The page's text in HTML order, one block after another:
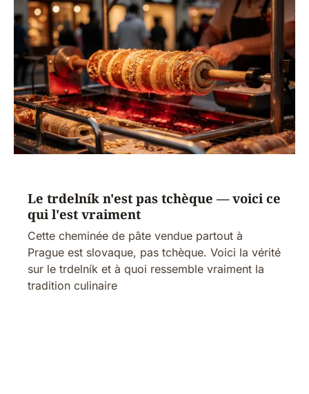
Le trdelník n'est pas tchèque — voici ce
qui l'est vraiment
Cette cheminée de pâte vendue partout à
Prague est slovaque, pas tchèque. Voici la vérité
sur le trdelník et à quoi ressemble vraiment la
tradition culinaire